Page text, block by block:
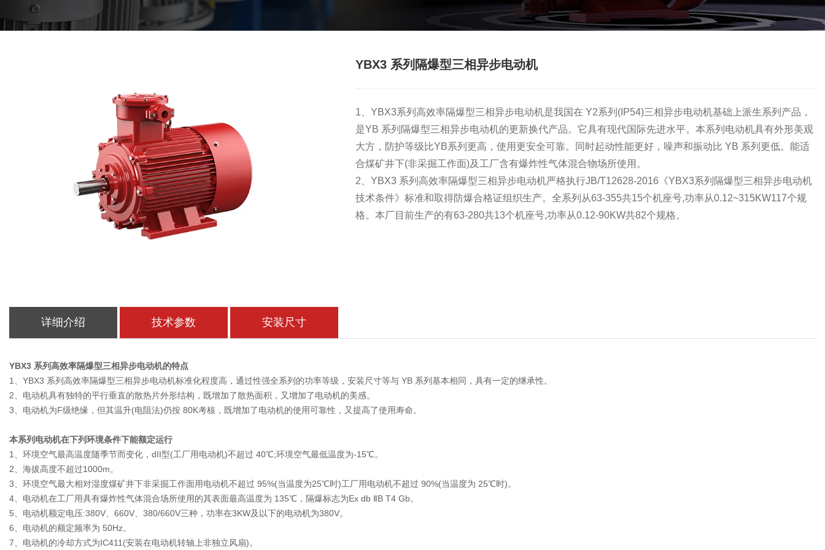
YBX3 系列隔爆型三相异步电动机
1、YBX3系列高效率隔爆型三相异步电动机是我国在 Y2系列(IP54)三相异步电动机基础上派生系列产品，
是YB 系列隔爆型三相异步电动机的更新换代产品。它具有现代国际先进水平。本系列电动机具有外形美观
大方，防护等级比YB系列更高，使用更安全可靠。同时起动性能更好，噪声和振动比 YB 系列更低。能适
合煤矿井下(非采掘工作面)及工厂含有爆炸性气体混合物场所使用。
2、YBX3 系列高效率隔爆型三相异步电动机严格执行JB/T12628-2016《YBX3系列隔爆型三相异步电动机
技术条件》标准和取得防爆合格证组织生产。全系列从63-355共15个机座号,功率从0.12~315KW117个规
格。本厂目前生产的有63-280共13个机座号,功率从0.12-90KW共82个规格。
详细介绍 技术参数 安装尺寸
YBX3 系列高效率隔爆型三相异步电动机的特点
1、YBX3 系列高效率隔爆型三相异步电动机标准化程度高，通过性强全系列的功率等级，安装尺寸等与 YB 系列基本相同，具有一定的继承性。
2、电动机具有独特的平行垂直的散热片外形结构，既增加了散热面积，又增加了电动机的美感。
3、电动机为F级绝缘，但其温升(电阻法)仍按 80K考核，既增加了电动机的使用可靠性，又提高了使用寿命。
本系列电动机在下列环境条件下能额定运行
1、环境空气最高温度随季节而变化，dII型(工厂用电动机)不超过 40℃;环境空气最低温度为-15℃。
2、海拔高度不超过1000m。
3、环境空气最大相对湿度煤矿井下非采掘工作面用电动机不超过 95%(当温度为25℃时)工厂用电动机不超过 90%(当温度为 25℃时)。
4、电动机在工厂用具有爆炸性气体混合场所使用的其表面最高温度为 135℃，隔爆标志为Ex db ⅡB T4 Gb。
5、电动机额定电压:380V、660V、380/660V三种，功率在3KW及以下的电动机为380V。
6、电动机的额定频率为 50Hz。
7、电动机的冷却方式为IC411(安装在电动机转轴上非独立风扇)。